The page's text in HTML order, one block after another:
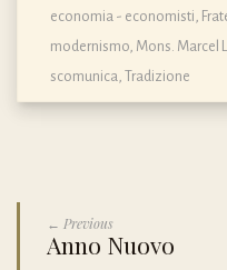
economia - economisti
modernismo Mons. Marcel
scomunica Tradizione
← Previous
Anno Nuovo